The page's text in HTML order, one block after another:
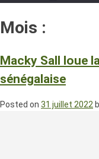
Mois :
Macky Sall loue
sénégalaise
Posted on 31 juillet 2022